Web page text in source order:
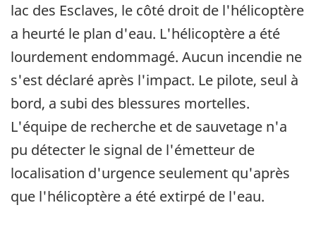
lac des Esclaves, le côté droit de l'hélicoptère
a heurté le plan d'eau. L'hélicoptère a été
lourdement endommagé. Aucun incendie ne
s'est déclaré après l'impact. Le pilote, seul à
bord, a subi des blessures mortelles.
L'équipe de recherche et de sauvetage n'a
pu détecter le signal de l'émetteur de
localisation d'urgence seulement qu'après
que l'hélicoptère a été extirpé de l'eau.